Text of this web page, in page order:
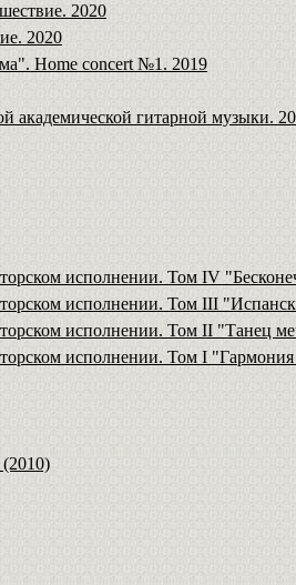
2020
2020
Home concert №1. 2019
академической гитарной музыки.
исполнении. Том IV
исполнении. Том III
исполнении. Том II "Танец
исполнении. Том I "Гармония